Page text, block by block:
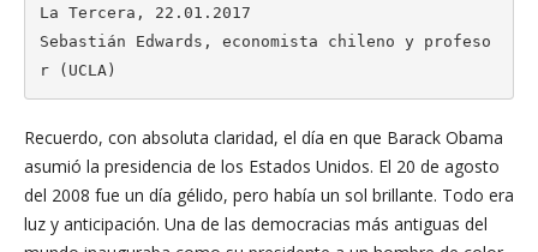
La Tercera, 22.01.2017
Sebastián Edwards, economista chileno y profeso
r (UCLA)
Recuerdo, con absoluta claridad, el día en que Barack Obama
asumió la presidencia de los Estados Unidos. El 20 de agosto
del 2008 fue un día gélido, pero había un sol brillante. Todo era
luz y anticipación. Una de las democracias más antiguas del